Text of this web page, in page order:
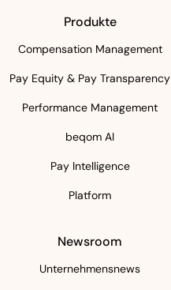
Produkte
Compensation Management
Pay Equity & Pay Transparency
Performance Management
beqom AI
Pay Intelligence
Platform
Newsroom
Unternehmensnews